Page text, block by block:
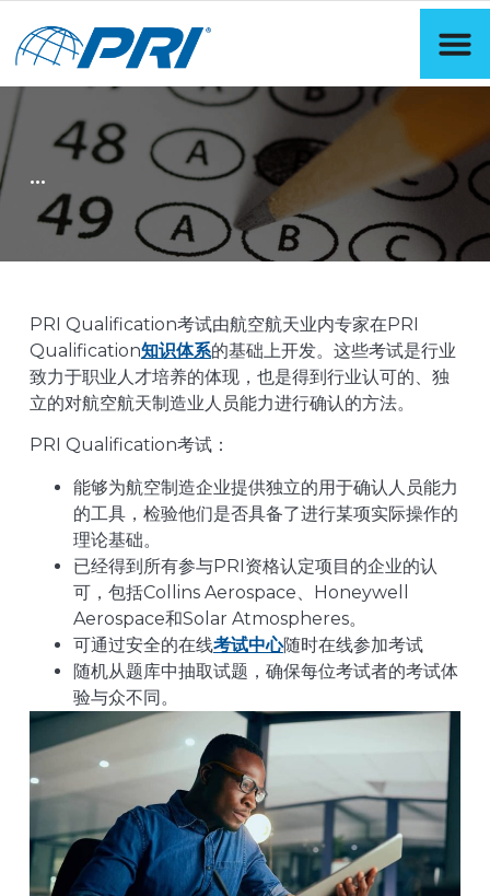
...
PRI Qualification考试由航空航天业内专家在PRI
Qualification知识体系的基础上开发。这些考试是行业
致力于职业人才培养的体现，也是得到行业认可的、独
立的对航空航天制造业人员能力进行确认的方法。
PRI Qualification考试：
能够为航空制造企业提供独立的用于确认人员能力
的工具，检验他们是否具备了进行某项实际操作的
理论基础。
已经得到所有参与PRI资格认定项目的企业的认
可，包括Collins Aerospace、Honeywell
Aerospace和Solar Atmospheres。
可通过安全的在线考试中心随时在线参加考试
随机从题库中抽取试题，确保每位考试者的考试体
验与众不同。